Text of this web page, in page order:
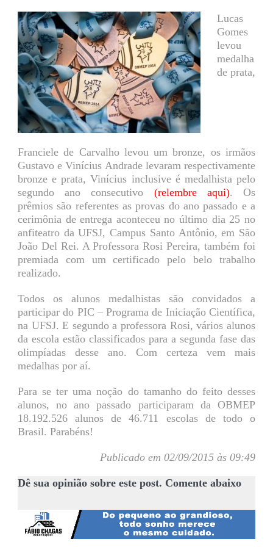
Lucas
Gomes
levou
medalha
de prata,
Franciele de Carvalho levou um bronze, os irmãos
Gustavo e Vinícius Andrade levaram respectivamente
bronze e prata, Vinícius inclusive é medalhista pelo
segundo ano consecutivo (relembre aqui). Os
prêmios são referentes as provas do ano passado e a
cerimônia de entrega aconteceu no último dia 25 no
anfiteatro da UFSJ, Campus Santo Antônio, em São
João Del Rei. A Professora Rosi Pereira, também foi
premiada com um certificado pelo belo trabalho
realizado.
Todos os alunos medalhistas são convidados a
participar do PIC – Programa de Iniciação Científica,
na UFSJ. E segundo a professora Rosi, vários alunos
da escola estão classificados para a segunda fase das
olimpíadas desse ano. Com certeza vem mais
medalhas por aí.
Para se ter uma noção do tamanho do feito desses
alunos, no ano passado participaram da OBMEP
18.192.526 alunos de 46.711 escolas de todo o
Brasil. Parabéns!
Publicado em 02/09/2015 às 09:49
Dê sua opinião sobre este post. Comente abaixo